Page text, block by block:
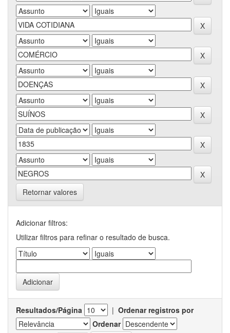
Retornar valores
Adicionar filtros:
Utilizar filtros para refinar o resultado de busca.
Resultados/Página | Ordenar registros por
Ordenar